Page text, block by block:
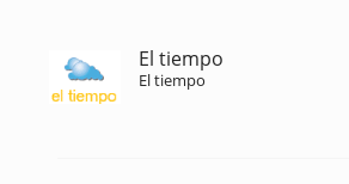
El tiempo
El tiempo